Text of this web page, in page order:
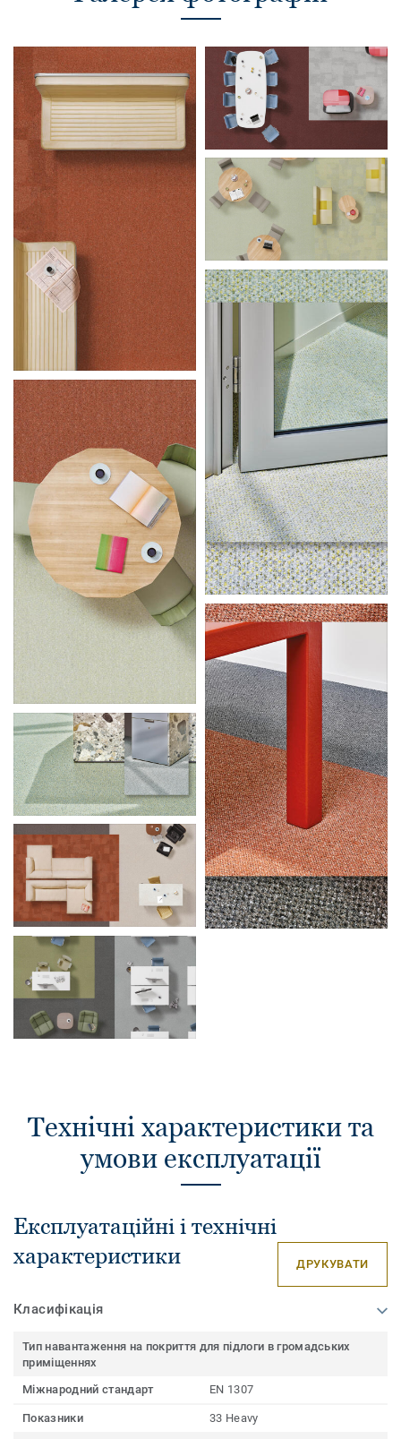
Технічні характеристики та
умови експлуатації
Експлуатаційні і технічні
характеристики
ДРУКУВАТИ
Класифікація
Тип навантаження на покриття для підлоги в громадських
приміщеннях
Міжнародний стандарт
EN 1307
Показники 33 Heavy